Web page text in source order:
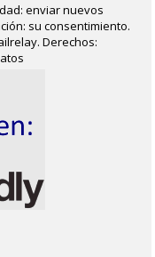
enviar nuevos
su consentimiento.
Derechos: